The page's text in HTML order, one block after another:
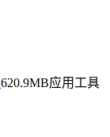
620.9MB应用工具